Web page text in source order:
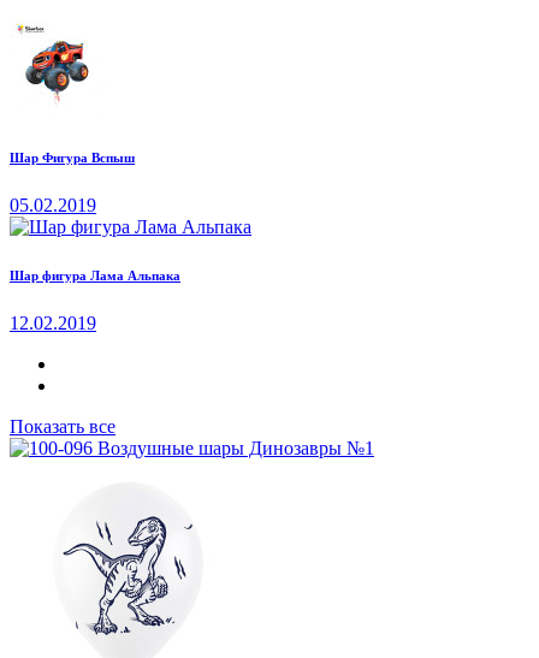
Шар Фигура Вспыш
05.02.2019
Шар фигура Лама Альпака
12.02.2019
Показать все